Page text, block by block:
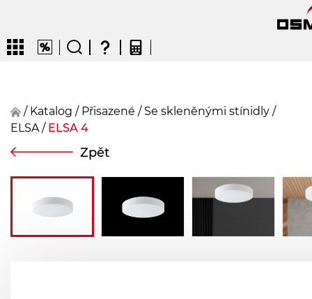
CZENDEFRFIN
/ Katalog / přisazené / Se skleněnými stínidly /
ELSA/ ELSA 4
Zpět